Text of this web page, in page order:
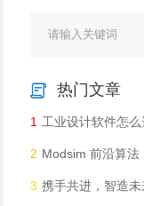
热门文章
1 工业设计软件怎
2 Modsim 前沿算法
3 携手共进，智造